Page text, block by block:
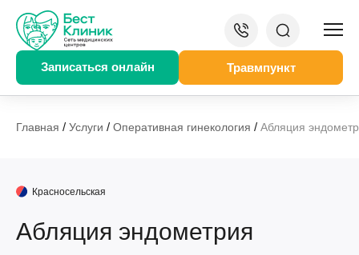
Записаться онлайн Травмпункт
Главная / Услуги / Оперативная гинекология / Абляция
Красносельская
Абляция эндометрия